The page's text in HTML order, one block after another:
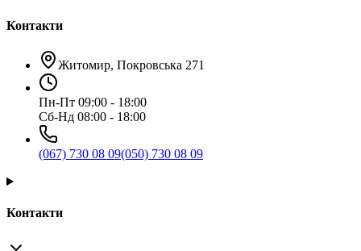
Контакти
Житомир, Покровська 271
Пн-Пт 09:00 - 18:00
Сб-Нд 08:00 - 18:00
(067) 730 08 09(050) 730 08 09
Контакти